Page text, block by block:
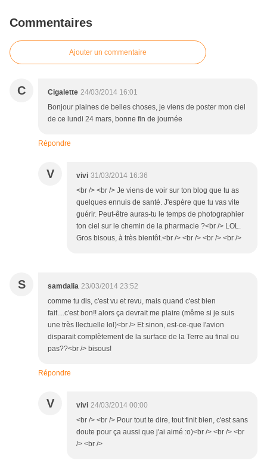
Commentaires
Ajouter un commentaire
C Cigalette 24/03/2014 16:01
Bonjour plaines de belles choses, je viens de poster mon ciel
de ce lundi 24 mars, bonne fin de journée
Répondre
V vivi 31/03/2014 16:36
<br /> <br /> Je viens de voir sur ton blog que tu as
quelques ennuis de santé. J'espère que tu vas vite
guérir. Peut-être auras-tu le temps de photographier
ton ciel sur le chemin de la pharmacie ?<br /> LOL.
Gros bisous, à très bientôt.<br /> <br /> <br /> <br />
S samdalia 23/03/2014 23:52
comme tu dis, c'est vu et revu, mais quand c'est bien
fait....c'est bon!! alors ça devrait me plaire (même si je suis
une très llectuelle lol)<br /> Et sinon, est-ce-que l'avion
disparait complètement de la surface de la Terre au final ou
pas??<br /> bisous!
Répondre
V vivi 24/03/2014 00:00
<br /> <br /> Pour tout te dire, tout finit bien, c'est sans
doute pour ça aussi que j'ai aimé :o)<br /> <br /> <br
/> <br />